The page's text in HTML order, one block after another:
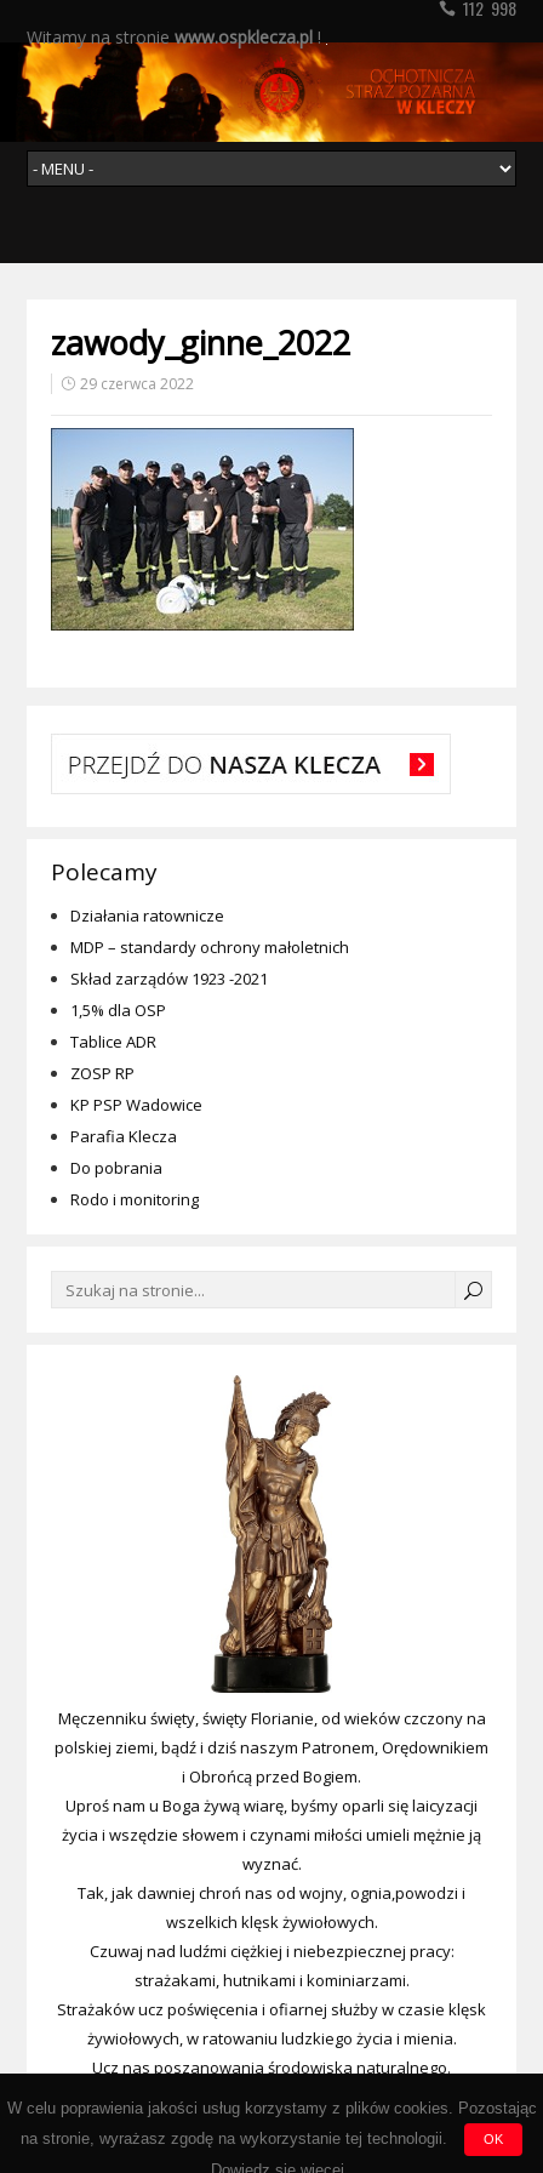
112 998
Witamy na stroniewww.ospklecza.pl!
zawody_ginne_2022
29 czerwca 2022
Polecamy
Działania ratownicze
MDP – standardy ochrony małoletnich
Skład zarządów 1923 -2021
1,5% dla OSP
Tablice ADR
ZOSP RP
KP PSP Wadowice
Parafia Klecza
Do pobrania
Rodo i monitoring
Męczenniku święty, święty Florianie, od wieków czczony na
polskiej ziemi, bądź i dziś naszym Patronem, Orędownikiem
i Obrońcą przed Bogiem.
Uproś nam u Boga żywą wiarę, byśmy oparli się laicyzacji
życia i wszędzie słowem i czynami miłości umieli mężnie ją
wyznać.
Tak, jak dawniej chroń nas od wojny, ognia,powodzi i
wszelkich klęsk żywiołowych.
Czuwaj nad ludźmi ciężkiej i niebezpiecznej pracy:
strażakami, hutnikami i kominiarzami.
Strażaków ucz poświęcenia i ofiarnej służby w czasie klęsk
żywiołowych, w ratowaniu ludzkiego życia i mienia.
Ucz nas poszanowania środowiska naturalnego.
Wypraszaj nam u Boga łaski i cnotę męstwa, abyśmy kiedyś
zasłużyli na wieczną nagrodę w niebie. Amen.
W celu poprawienia jakości usług korzystamy z plików cookies. Pozostając
na stronie, wyrażasz zgodę na wykorzystanie tej technologii.
OK